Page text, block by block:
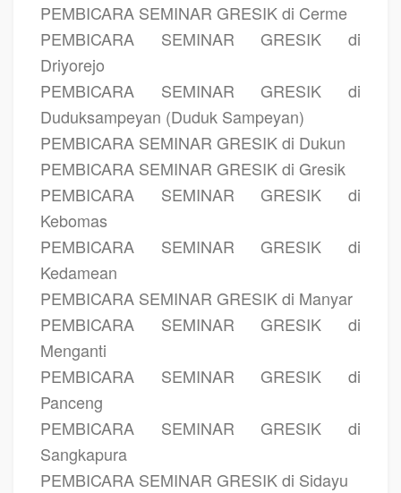
PEMBICARA SEMINAR GRESIK di Cerme
PEMBICARA SEMINAR GRESIK di
Driyorejo
PEMBICARA SEMINAR GRESIK di
Duduksampeyan (Duduk Sampeyan)
PEMBICARA SEMINAR GRESIK di Dukun
PEMBICARA SEMINAR GRESIK di Gresik
PEMBICARA SEMINAR GRESIK di
Kebomas
PEMBICARA SEMINAR GRESIK di
Kedamean
PEMBICARA SEMINAR GRESIK di Manyar
PEMBICARA SEMINAR GRESIK di
Menganti
PEMBICARA SEMINAR GRESIK di
Panceng
PEMBICARA SEMINAR GRESIK di
Sangkapura
PEMBICARA SEMINAR GRESIK di Sidayu